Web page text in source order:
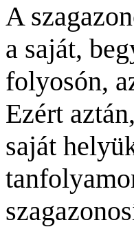
A
a saját,
folyosón,
Ezért
saját